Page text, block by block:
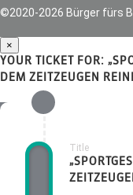
©2020-2026 Bürger fürs
×
YOUR TICKET FOR:
DEM ZEITZEUGEN
Title